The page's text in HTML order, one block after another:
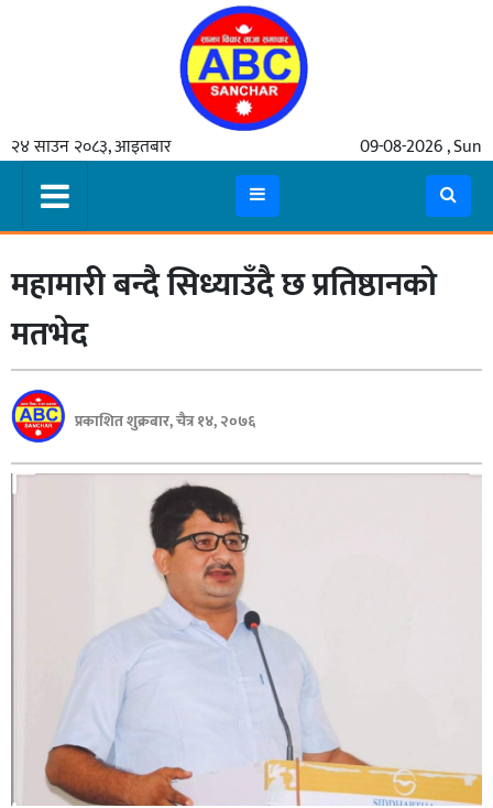
२४ साउन २०८३, आइतबार 09-08-2026 , Sun
समाचार
मुख्य
समाचार
कुटनीती
अर्थ
रसरङ्ग
यौन/
स्वास्थ्य
अचम्म
दुनिया
महामारी बन्दै सिध्याउँदै छ प्रतिष्ठानको
मतभेद
प्रकाशित शुक्रबार, चैत्र १४, २०७६